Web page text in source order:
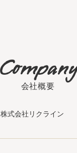
会社概要
株式会社リクライン